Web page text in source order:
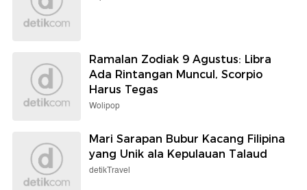
Ramalan Zodiak 9 Agustus: Libra
Ada Rintangan Muncul, Scorpio
Harus Tegas
Wolipop
Mari Sarapan Bubur Kacang Filipina
yang Unik ala Kepulauan Talaud
detikTravel